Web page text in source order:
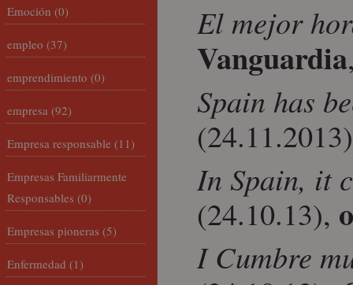
El mejor
Vanguardia
Spain has
In Spain, it
(24.10.13),
I Cumbre
Emoción (0)
empleo (37)
emprendimiento (0)
empresa (92)
Empresa responsable (11)
Empresas Familiarmente
Responsables (0)
Empresas pioneras (5)
Enfermedad (1)